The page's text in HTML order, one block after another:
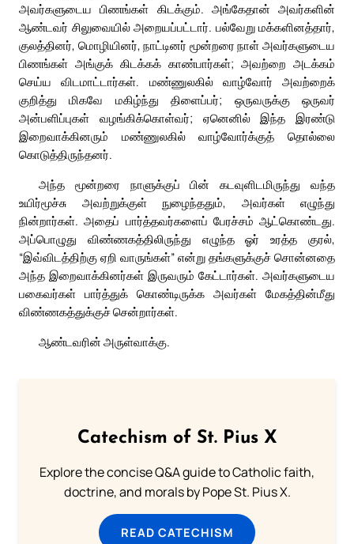
அவர்களுடைய பிணங்கள் கிடக்கும். அங்கேதான் அவர்களின்
ஆண்டவர் சிலுவையில் அறையப்பட்டார். பல்வேறு மக்களினத்தார்,
குலத்தினர், மொழியினர், நாட்டினர் மூன்றரை நாள் அவர்களுடைய
பிணங்கள் அங்குக் கிடக்கக் காண்பார்கள்; அவற்றை அடக்கம்
செய்ய விடமாட்டார்கள். மண்ணுலகில் வாழ்வோர் அவற்றைக்
குறித்து மிகவே மகிழ்ந்து திளைப்பர்; ஒருவருக்கு ஒருவர்
அன்பளிப்புகள் வழங்கிக்கொள்வர்; ஏனெனில் இந்த இரண்டு
இறைவாக்கினரும் மண்ணுலகில் வாழ்வோர்க்குத் தொல்லை
கொடுத்திருந்தனர்.
அந்த மூன்றரை நாளுக்குப் பின் கடவுளிடமிருந்து வந்த
உயிர்மூச்சு அவற்றுக்குள் நுழைந்ததும், அவர்கள் எழுந்து
நின்றார்கள். அதைப் பார்த்தவர்களைப் பேரச்சம் ஆட்கொண்டது.
அப்பொழுது விண்ணகத்திலிருந்து எழுந்த ஓர் உரத்த குரல்,
“இவ்விடத்திற்கு ஏறி வாருங்கள்” என்று தங்களுக்குச் சொன்னதை
அந்த இறைவாக்கினர்கள் இருவரும் கேட்டார்கள். அவர்களுடைய
பகைவர்கள் பார்த்துக் கொண்டிருக்க அவர்கள் மேகத்தின்மீது
விண்ணகத்துக்குச் சென்றார்கள்.
ஆண்டவரின் அருள்வாக்கு.
Catechism of St. Pius X
Explore the concise Q&A guide to Catholic faith,
doctrine, and morals by Pope St. Pius X.
READ CATECHISM